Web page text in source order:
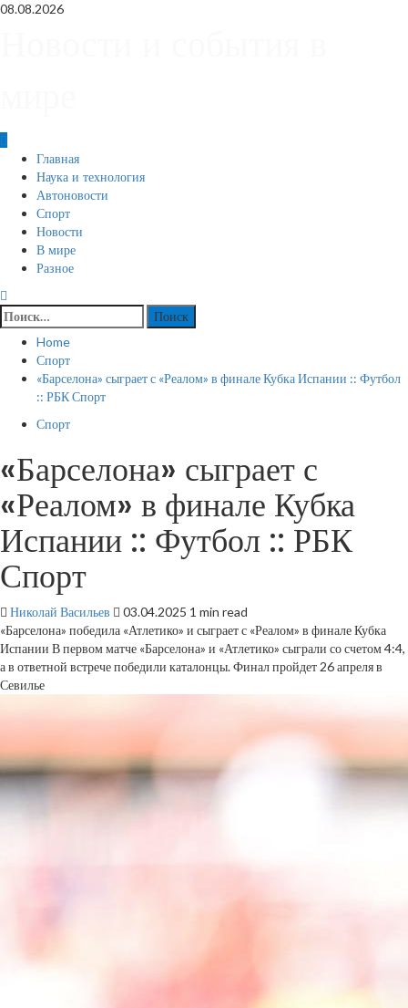
Skip
08.08.2026
Primary
Menu
Главная
Наука и технология
Автоновости
Спорт
Новости
В мире
Разное
Найти:
Home
Спорт
«Барселона» сыграет с «Реалом» в финале Кубка Испании :: Футбол
:: РБК Спорт
Спорт
«Барселона» сыграет с
«Реалом» в финале Кубка
Испании :: Футбол :: РБК
Спорт
Николай Васильев 03.04.2025 1 min read
«Барселона» победила «Атлетико» и сыграет с «Реалом» в финале Кубка
Испании В первом матче «Барселона» и «Атлетико» сыграли со счетом 4:4,
а в ответной встрече победили каталонцы. Финал пройдет 26 апреля в
Севилье